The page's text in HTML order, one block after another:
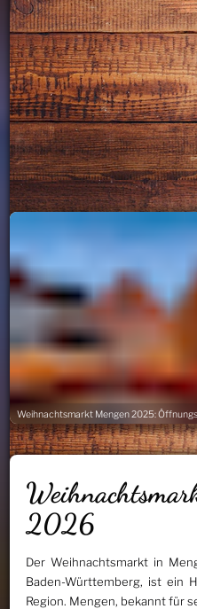
Weihnachtsmarkt Mengen 2025:
2026
Der Weihnachtsmarkt in
Baden-Württemberg, ist ein
Region. Mengen, bekannt für